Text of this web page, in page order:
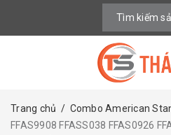
Trang chủ / Combo American
FFAS9908 FFASS038 FFAS0926